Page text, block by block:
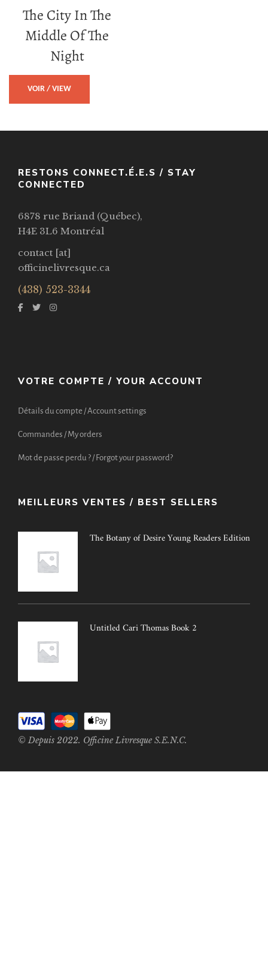
The City In The
Middle Of The
Night
VOIR / VIEW
RESTONS CONNECT.É.E.S / STAY
CONNECTED
6878 rue Briand (Québec),
H4E 3L6 Montréal
contact [at]
officinelivresque.ca
(438) 523-3344
VOTRE COMPTE / YOUR ACCOUNT
Détails du compte / Account settings
Commandes / My orders
Mot de passe perdu ? / Forgot your password?
MEILLEURS VENTES / BEST SELLERS
The Botany of Desire Young Readers Edition
Untitled Cari Thomas Book 2
© Depuis 2022. Officine Livresque S.E.N.C.